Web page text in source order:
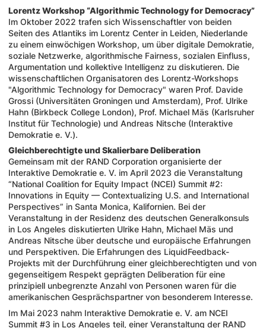
Lorentz Workshop “Algorithmic Technology for Democracy”
Im Oktober 2022 trafen sich Wissenschaftler von beiden
Seiten des Atlantiks im Lorentz Center in Leiden, Niederlande
zu einem einwöchigen Workshop, um über digitale Demokratie,
soziale Netzwerke, algorithmische Fairness, sozialen Einfluss,
Argumentation und kollektive Intelligenz zu diskutieren. Die
wissenschaftlichen Organisatoren des Lorentz-Workshops
"Algorithmic Technology for Democracy" waren Prof. Davide
Grossi (Universitäten Groningen und Amsterdam), Prof. Ulrike
Hahn (Birkbeck College London), Prof. Michael Mäs (Karlsruher
Institut für Technologie) und Andreas Nitsche (Interaktive
Demokratie e. V.).
Gleichberechtigte und Skalierbare Deliberation
Gemeinsam mit der RAND Corporation organisierte der
Interaktive Demokratie e. V. im April 2023 die Veranstaltung
“National Coalition for Equity Impact (NCEI) Summit #2:
Innovations in Equity — Contextualizing U.S. and International
Perspectives” in Santa Monica, Kalifornien. Bei der
Veranstaltung in der Residenz des deutschen Generalkonsuls
in Los Angeles diskutierten Ulrike Hahn, Michael Mäs und
Andreas Nitsche über deutsche und europäische Erfahrungen
und Perspektiven. Die Erfahrungen des LiquidFeedback-
Projekts mit der Durchführung einer gleichberechtigten und von
gegenseitigem Respekt geprägten Deliberation für eine
prinzipiell unbegrenzte Anzahl von Personen waren für die
amerikanischen Gesprächspartner von besonderem Interesse.
Im Mai 2023 nahm Interaktive Demokratie e. V. am NCEI
Summit #3 in Los Angeles teil, einer Veranstaltung der RAND